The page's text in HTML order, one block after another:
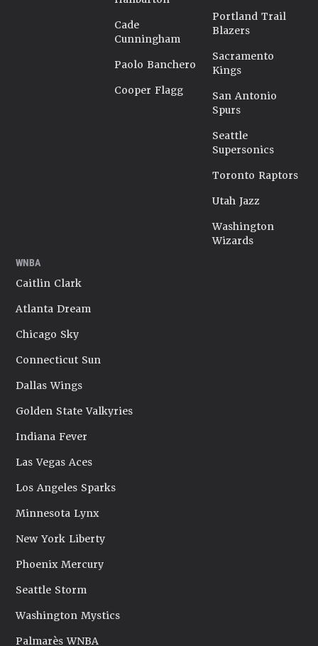
Cade
Cunningham
Paolo Banchero
Cooper Flagg
Portland Trail
Blazers
Sacramento
Kings
San Antonio
Spurs
Seattle
Supersonics
Toronto Raptors
Utah Jazz
Washington
Wizards
WNBA
Caitlin Clark
Atlanta Dream
Chicago Sky
Connecticut Sun
Dallas Wings
Golden State Valkyries
Indiana Fever
Las Vegas Aces
Los Angeles Sparks
Minnesota Lynx
New York Liberty
Phoenix Mercury
Seattle Storm
Washington Mystics
Palmarès WNBA